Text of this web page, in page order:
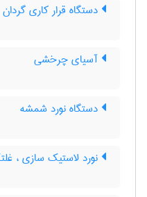
دستگاه قرار کاری گردان
آسیای چرخشی
دستگاه نورد شمشه
نورد لاستیک سازی ،